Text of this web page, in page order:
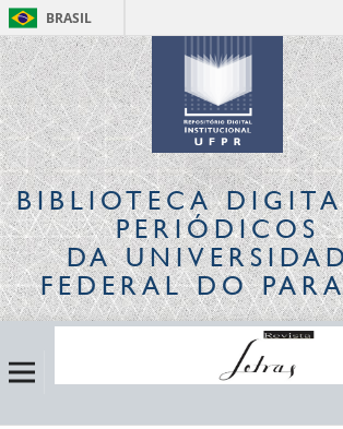
BRASIL
Acesso à
BIBLIOTECA
PERIÓDICOS
DA
FEDERAL DO